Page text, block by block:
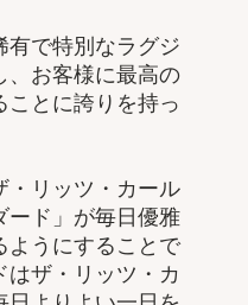
有で特別なラグジ
、お客様に最高の
とに誇りを持っ
・リッツ・カール
ード」が毎日優雅
ようにすることで
ザ・リッツ・カ